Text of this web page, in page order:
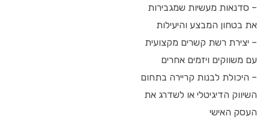
– סדנאות מעשיות שמגבירות
את בטחון המבצע והיעילות
– יצירת רשת קשרים מקצועית
עם משווקים ויזמים אחרים
– היכולת לבנות קריירה בתחום
השיווק הדיגיטלי או לשדרג את
העסק האישי